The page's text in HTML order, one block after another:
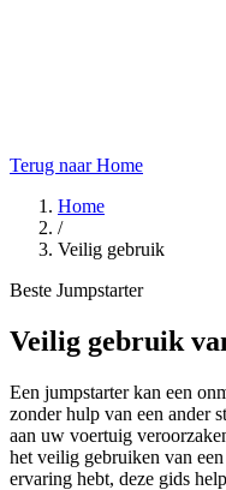
Terug naar Home
Home
/
Veilig gebruik
Beste Jumpstarter
Veilig gebruik
Een jumpstarter kan een
zonder hulp van een ander
aan uw voertuig
het veilig gebruiken van
ervaring hebt, deze gids